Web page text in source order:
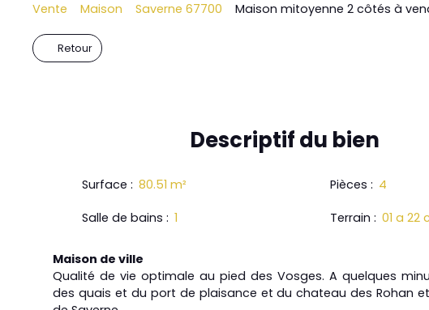
Vente Maison Saverne 67700 Maison mitoyenne 2 côtés à
Retour
Descriptifdu bien
Surface : 80.51 m² Pièces : 4
Salle de bains : 1 Terrain : 01 a 22
Maison de ville
Qualité de vie optimale au pied des Vosges. A quelques
des quais et du port de plaisance et du chateau des Rohan